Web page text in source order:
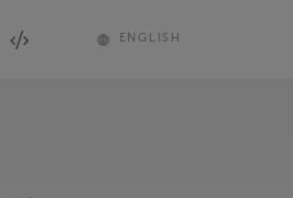
ENGLISH